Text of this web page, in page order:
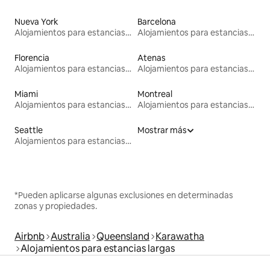
Nueva York
Alojamientos para estancias largas
Barcelona
Alojamientos para estancias largas
Florencia
Alojamientos para estancias largas
Atenas
Alojamientos para estancias largas
Miami
Alojamientos para estancias largas
Montreal
Alojamientos para estancias largas
Seattle
Alojamientos para estancias largas
Mostrar más
*Pueden aplicarse algunas exclusiones en determinadas
zonas y propiedades.
Airbnb Australia Queensland Karawatha
Alojamientos para estancias largas